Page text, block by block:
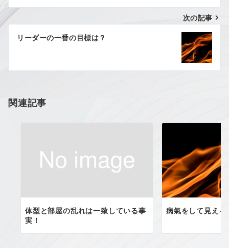
ナ
ビ
ゲ
シ
ン
次の記事
リーダーの一番の目標は？
関連記事
体型と部屋の乱れは一致している事
実！
病氣をして見える